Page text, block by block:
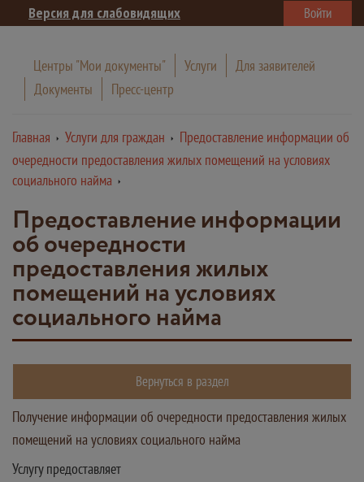
Версия для слабовидящих Войти
Центры "Мои документы" Услуги
Для заявителей
Документы
Пресс-центр
Главная Услуги для граждан
Предоставление информации об
очередности предоставления жилых помещений на условиях
социального найма
Предоставление информации
об очередности
предоставления жилых
помещений на условиях
социального найма
Вернуться в раздел
Получение информации об очередности предоставления жилых
помещений на условиях социального найма
Услугу предоставляет